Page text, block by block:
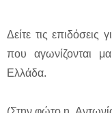
Δείτε τις επιδόσεις
που αγωνίζονται
Ελλάδα.